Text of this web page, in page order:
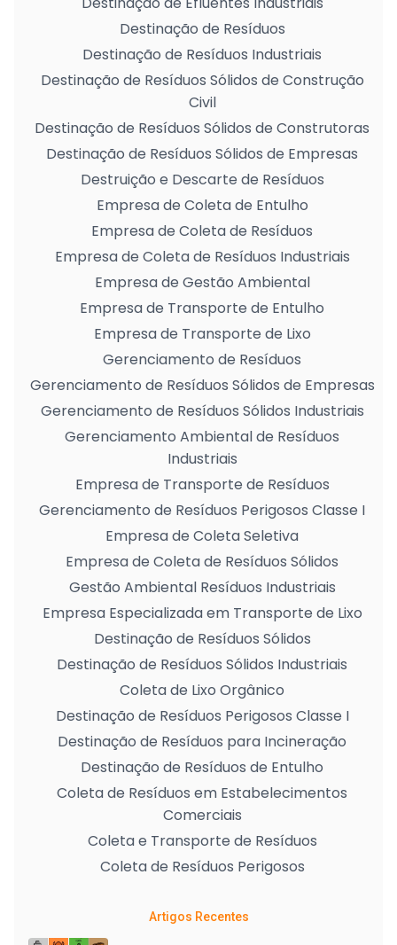
Destinação de Resíduos
Destinação de Resíduos Industriais
Destinação de Resíduos Sólidos de Construção
Civil
Destinação de Resíduos Sólidos de Construtoras
Destinação de Resíduos Sólidos de Empresas
Destruição e Descarte de Resíduos
Empresa de Coleta de Entulho
Empresa de Coleta de Resíduos
Empresa de Coleta de Resíduos Industriais
Empresa de Gestão Ambiental
Empresa de Transporte de Entulho
Empresa de Transporte de Lixo
Gerenciamento de Resíduos
Gerenciamento de Resíduos Sólidos de Empresas
Gerenciamento de Resíduos Sólidos Industriais
Gerenciamento Ambiental de Resíduos
Industriais
Empresa de Transporte de Resíduos
Gerenciamento de Resíduos Perigosos Classe I
Empresa de Coleta Seletiva
Empresa de Coleta de Resíduos Sólidos
Gestão Ambiental Resíduos Industriais
Empresa Especializada em Transporte de Lixo
Destinação de Resíduos Sólidos
Destinação de Resíduos Sólidos Industriais
Coleta de Lixo Orgânico
Destinação de Resíduos Perigosos Classe I
Destinação de Resíduos para Incineração
Destinação de Resíduos de Entulho
Coleta de Resíduos em Estabelecimentos
Comerciais
Coleta e Transporte de Resíduos
Coleta de Resíduos Perigosos
Artigos Recentes